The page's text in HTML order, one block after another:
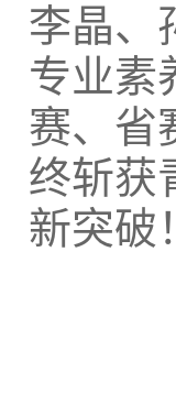
李晶、
专业素
赛、省
终斩获
新突破！